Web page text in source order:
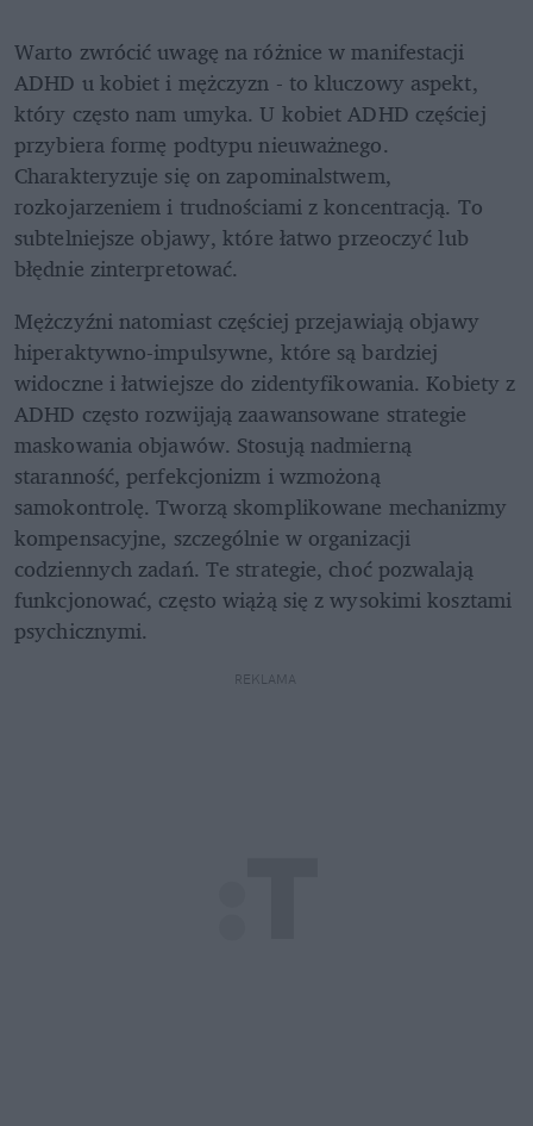
Warto zwrócić uwagę na różnice w manifestacji
ADHD u kobiet i mężczyzn - to kluczowy aspekt,
który często nam umyka. U kobiet ADHD częściej
przybiera formę podtypu nieuważnego.
Charakteryzuje się on zapominalstwem,
rozkojarzeniem i trudnościami z koncentracją. To
subtelniejsze objawy, które łatwo przeoczyć lub
błędnie zinterpretować.
Mężczyźni natomiast częściej przejawiają objawy
hiperaktywno-impulsywne, które są bardziej
widoczne i łatwiejsze do zidentyfikowania. Kobiety z
ADHD często rozwijają zaawansowane strategie
maskowania objawów. Stosują nadmierną
staranność, perfekcjonizm i wzmożoną
samokontrolę. Tworzą skomplikowane mechanizmy
kompensacyjne, szczególnie w organizacji
codziennych zadań. Te strategie, choć pozwalają
funkcjonować, często wiążą się z wysokimi kosztami
psychicznymi.
REKLAMA